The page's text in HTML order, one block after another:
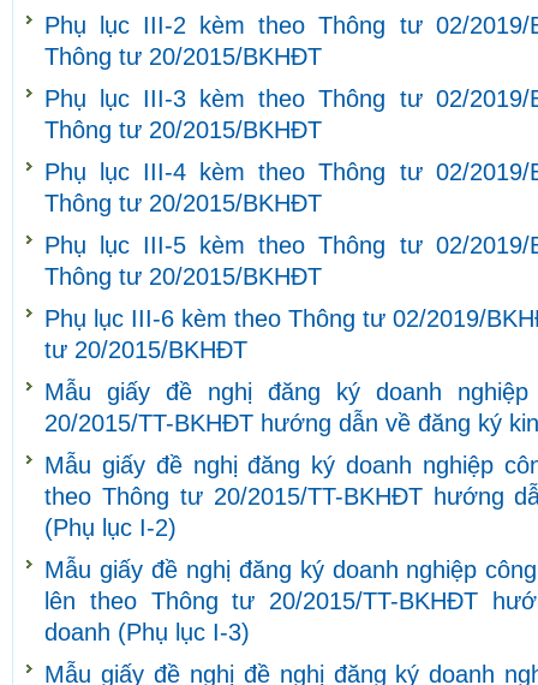
Phụ lục III-2 kèm theo Thông tư 02/
Thông tư 20/2015/BKHĐT
Phụ lục III-3 kèm theo Thông tư 02/
Thông tư 20/2015/BKHĐT
Phụ lục III-4 kèm theo Thông tư 02/
Thông tư 20/2015/BKHĐT
Phụ lục III-5 kèm theo Thông tư 02/
Thông tư 20/2015/BKHĐT
Phụ lục III-6 kèm theo Thông tư 02/2019/
tư 20/2015/BKHĐT
Mẫu giấy đề nghị đăng ký doanh
20/2015/TT-BKHĐT hướng dẫn về đăng ký
Mẫu giấy đề nghị đăng ký doanh nghiệp
theo Thông tư 20/2015/TT-BKHĐT hướng
(Phụ lục I-2)
Mẫu giấy đề nghị đăng ký doanh nghiệp
lên theo Thông tư 20/2015/TT-BKHĐT
doanh (Phụ lục I-3)
Mẫu giấy đề nghị đề nghị đăng ký doanh